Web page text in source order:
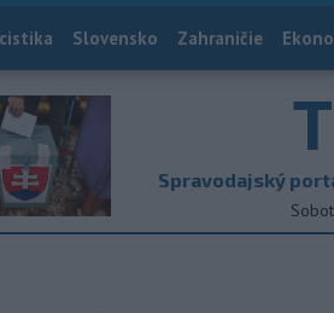
Slovensko Zahraničie
Spravodajský